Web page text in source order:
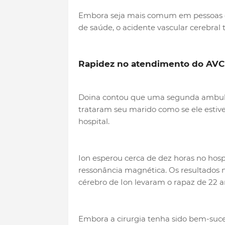
Embora seja mais comum em
de saúde, o acidente vascular
Rapidez no atendimento do
Doina contou que uma segunda
trataram seu marido como se ele
hospital.
Ion esperou cerca de dez horas no
ressonância magnética. Os resultados
cérebro de Ion levaram o rapaz de 22
Embora a cirurgia tenha sido bem-